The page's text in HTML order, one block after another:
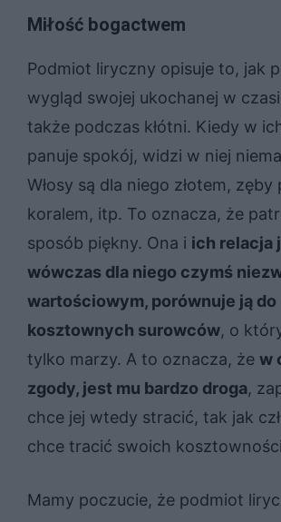
Miłość bogactwem
Podmiot liryczny opisuje to, jak
wygląd swojej ukochanej w
także podczas kłótni. Kiedy w
panuje spokój, widzi w niej
Włosy są dla niego złotem, zęby
koralem, itp. To oznacza, że
sposób piękny. Ona i ich relacja
wówczas dla niego czymś
wartościowym, porównuje ją do
kosztownych surowców, o
tylko marzy. A to oznacza, że w
zgody, jest mu bardzo droga,
chce jej wtedy stracić, tak jak
chce tracić swoich
Mamy poczucie, że podmiot